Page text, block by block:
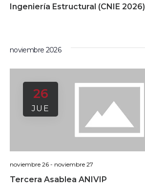
Ingeniería Estructural (CNIE 2026)
noviembre 2026
JUE
26
Tercera Asablea ANIVIP
noviembre 26 - noviembre 27